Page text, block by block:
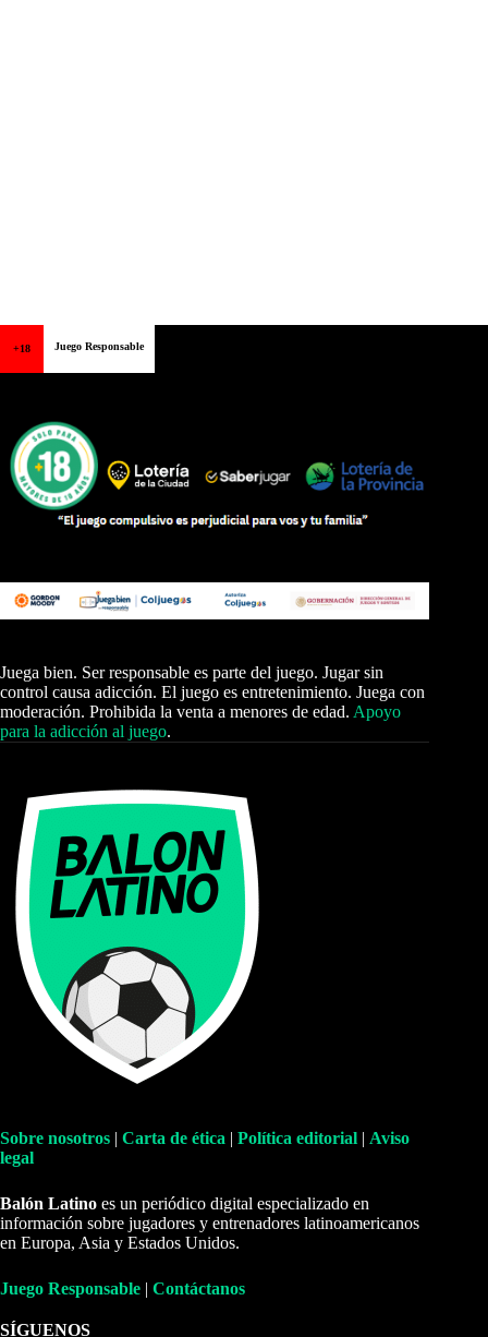
+18 Juego Responsable
Juega bien. Ser responsable es parte del juego. Jugar sin
control causa adicción. El juego es entretenimiento. Juega con
moderación. Prohibida la venta a menores de edad. Apoyo
para la adicción al juego.
Sobre nosotros | Carta de ética | Política editorial | Aviso
legal
Balón Latino es un periódico digital especializado en
información sobre jugadores y entrenadores latinoamericanos
en Europa, Asia y Estados Unidos.
Juego Responsable | Contáctanos
SÍGUENOS